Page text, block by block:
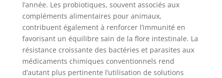
l’année. Les probiotiques, souvent associés aux
compléments alimentaires pour animaux,
contribuent également à renforcer l’immunité en
favorisant un équilibre sain de la flore intestinale. La
résistance croissante des bactéries et parasites aux
médicaments chimiques conventionnels rend
d’autant plus pertinente l’utilisation de solutions